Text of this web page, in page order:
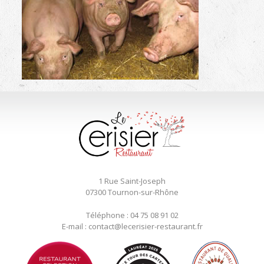
1 Rue Saint-Joseph
07300 Tournon-sur-Rhône
Téléphone : 04 75 08 91 02
E-mail : contact@lecerisier-restaurant.fr